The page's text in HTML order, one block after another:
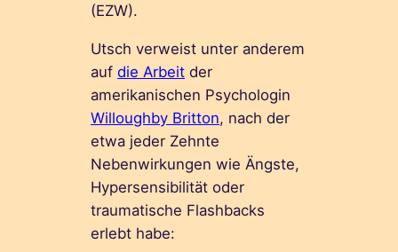
(EZW).
Utsch verweist unter anderem
aufdie Arbeit der
amerikanischen Psychologin
Willoughby Britton, nach der
etwa jeder Zehnte
Nebenwirkungen wie Ängste,
Hypersensibilität oder
traumatische Flashbacks
erlebt habe: